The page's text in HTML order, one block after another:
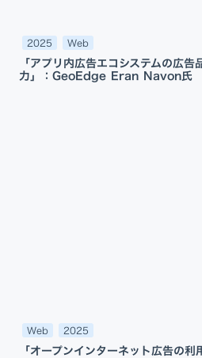
2025 Web
「アプリ内広告エコシステムの広
力」：GeoEdge Eran Navon氏
Web 2025
「オープンインターネット広告の